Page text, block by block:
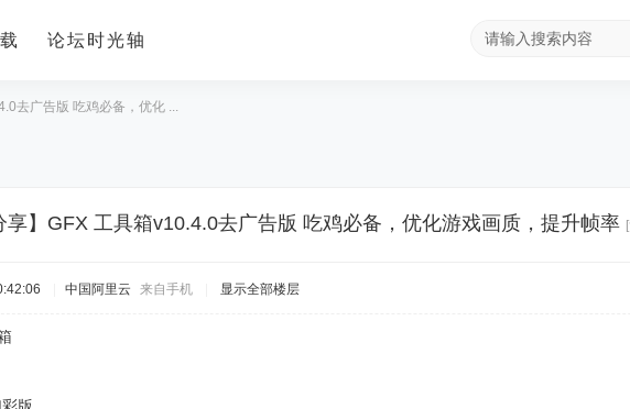
论坛时光轴
去广告版 吃鸡必备，优化 ...
享】GFX 工具箱v10.4.0去广告版 吃鸡必备，优化游戏画质，提升帧率
中国阿里云 来自手机 显示全部楼层